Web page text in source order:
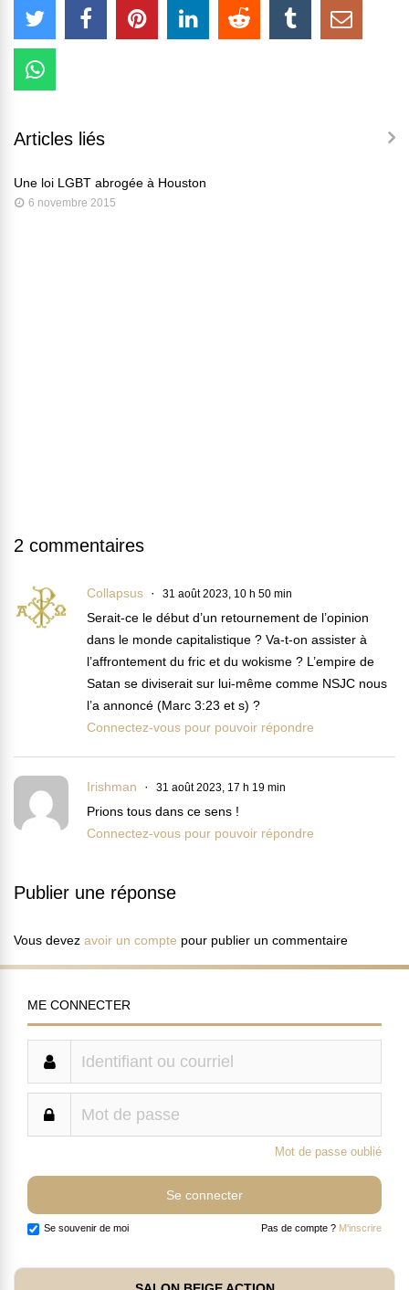
Articles liés
Une loi LGBT abrogée à Houston
6 novembre 2015
2 commentaires
Collapsus 31 août 2023, 10 h 50 min
Serait-ce le début d’un retournement de l’opinion
dans le monde capitalistique ? Va-t-on assister à
l’affrontement du fric et du wokisme ? L’empire de
Satan se diviserait sur lui-même comme NSJC nous
l’a annoncé (Marc 3:23 et s) ?
Connectez-vous pour pouvoir répondre
Irishman 31 août 2023, 17 h 19 min
Prions tous dans ce sens !
Connectez-vous pour pouvoir répondre
Publier une réponse
Vous devez avoir un compte pour publier un commentaire
ME CONNECTER
Mot de passe oublié
Se souvenir de moi Pas de compte ? M'inscrire